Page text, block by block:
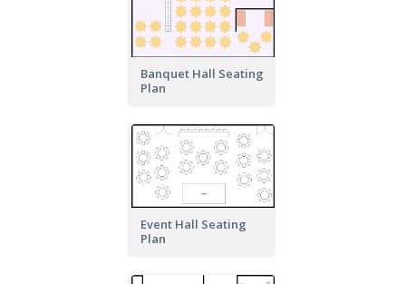
Banquet Hall Seating
Plan
Event Hall Seating
Plan